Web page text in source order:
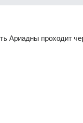
Ариадны проходит